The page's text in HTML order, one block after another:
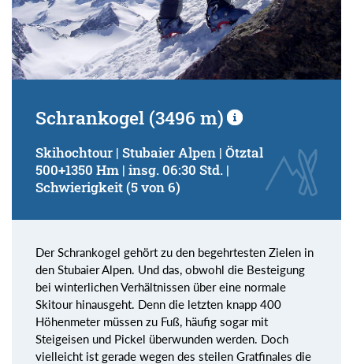
Schrankogel (3496 m)
Skihochtour | Stubaier Alpen | Ötztal
500+1350 Hm | insg. 06:30 Std. |
Schwierigkeit (5 von 6)
Der Schrankogel gehört zu den begehrtesten Zielen in
den Stubaier Alpen. Und das, obwohl die Besteigung
bei winterlichen Verhältnissen über eine normale
Skitour hinausgeht. Denn die letzten knapp 400
Höhenmeter müssen zu Fuß, häufig sogar mit
Steigeisen und Pickel überwunden werden. Doch
vielleicht ist gerade wegen des steilen Gratfinales die